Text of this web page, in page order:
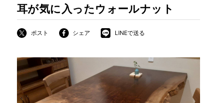
店舗から探す
MOKUBA について
耳が気に入ったウォールナット
ポスト シェア LINEで送る